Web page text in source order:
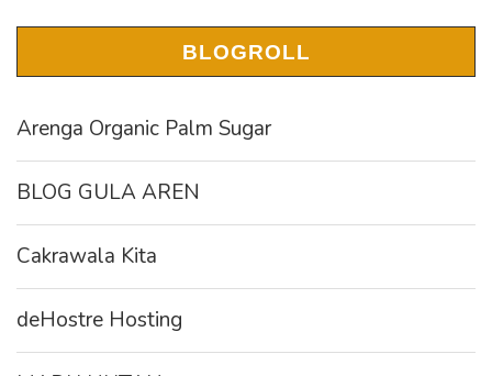
BLOGROLL
Arenga Organic Palm Sugar
BLOG GULA AREN
Cakrawala Kita
deHostre Hosting